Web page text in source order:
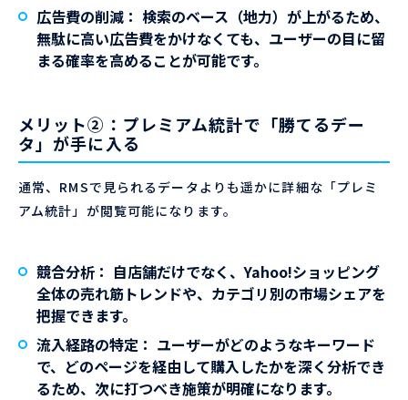
広告費の削減： 検索のベース（地力）が上がるため、
無駄に高い広告費をかけなくても、ユーザーの目に留
まる確率を高めることが可能です。
メリット②：プレミアム統計で「勝てるデー
タ」が手に入る
通常、RMSで見られるデータよりも遥かに詳細な「プレミ
アム統計」が閲覧可能になります。
競合分析： 自店舗だけでなく、Yahoo!ショッピング
全体の売れ筋トレンドや、カテゴリ別の市場シェアを
把握できます。
流入経路の特定： ユーザーがどのようなキーワード
で、どのページを経由して購入したかを深く分析でき
るため、次に打つべき施策が明確になります。